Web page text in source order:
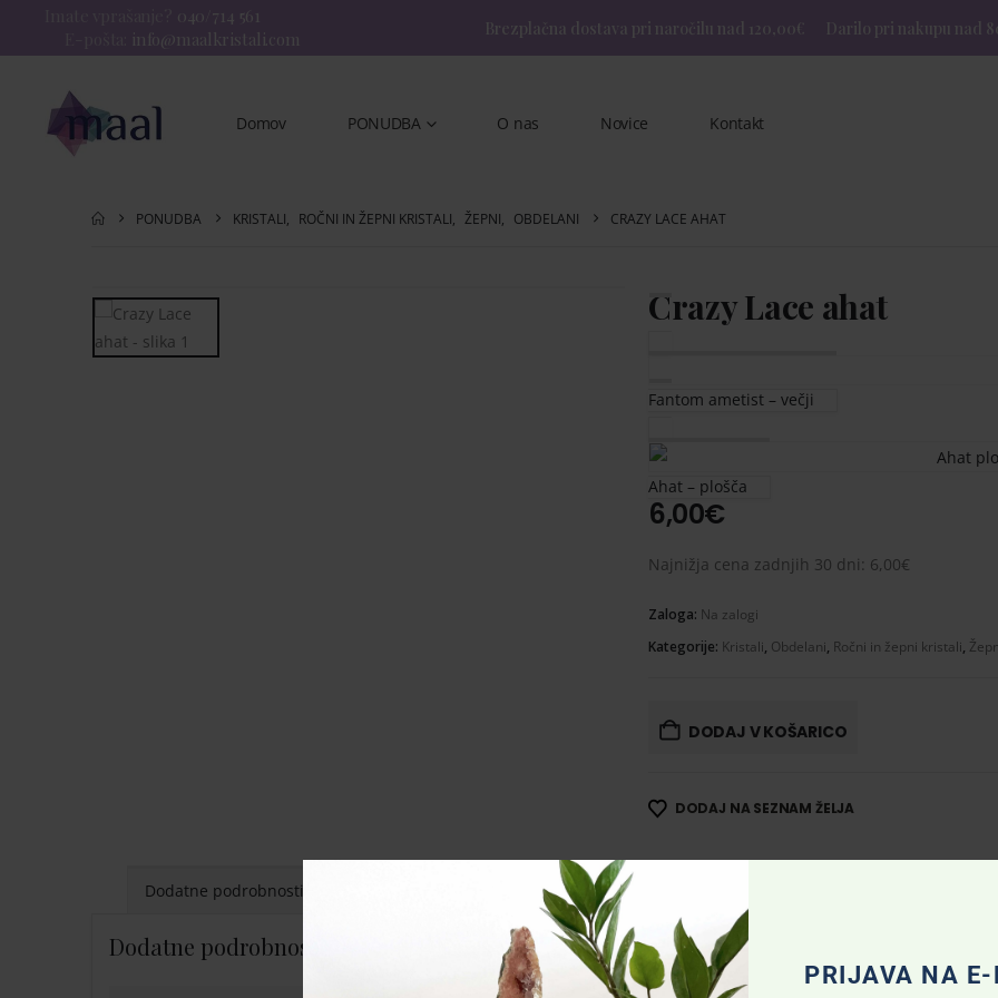
040/714 561
info@maalkristali.com Brezplačna dostava pri naročilu nad 120,00€ Darilo pri nakupu nad
Domov PONUDBA O nas Novice Kontakt
PONUDBA KRISTALI, ROČNI IN ŽEPNI KRISTALI, ŽEPNI, OBDELANI CRAZY LACE AHAT
Crazy Lace ahat
Fantom ametist – večji
Ahat – plošča
6,00€
Najnižja cena zadnjih 30 dni: 6,00€
Zaloga: Na zalogi
Kategorije: Kristali, Obdelani, Ročni in žepni kristali,
DODAJ V KOŠARICO
DODAJ NA SEZNAM ŽELJA
Dodatne podrobnosti
Dodatne podrobnosti
PRIJAVA NA E-